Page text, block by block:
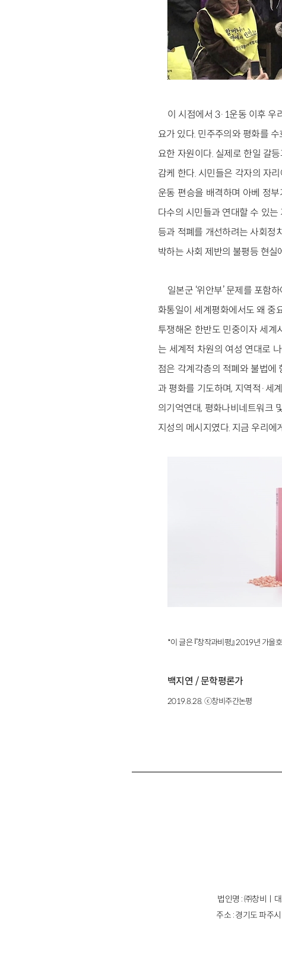
이 시점에서 3·1운동 이후 우
요가 있다. 민주주의와 평화를
요한 자원이다. 실제로 한일 갈
감케 한다. 시민들은 각자의 자
운동 편승을 배격하며 아베 정
다수의 시민들과 연대할 수 있
등과 적폐를 개선하려는 사회정
박하는 사회 제반의 불평등 현
일본군 ‘위안부’ 문제를 포함
화통일이 세계평화에서도 왜 중
투쟁해온 한반도 민중이자 세계
는 세계적 차원의 여성 연대로
점은 각계각층의 적폐와 불법에
과 평화를 기도하며, 지역적·세
의기억연대, 평화나비네트워크
지성의 메시지였다. 지금 우리
*이 글은 『창작과비평』 2019년 가을
백지연 / 문학평론가
2019.8.28. ⓒ창비주간논평
법인명 : ㈜창비ㅣ
주소 : 경기도 파주